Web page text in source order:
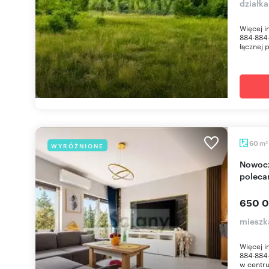
Więcej
łącznej
WYRÓŻNIONE 60 m2
Nowoczesne 60 m² w centrum Nowego Dworu -
650
Więcej
w